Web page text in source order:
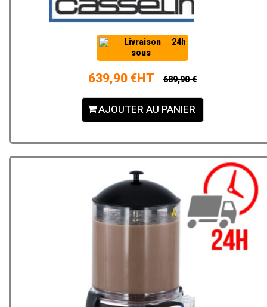
Livraison
sous
24h
639,90 €HT 689,90 €
AJOUTER AU PANIER